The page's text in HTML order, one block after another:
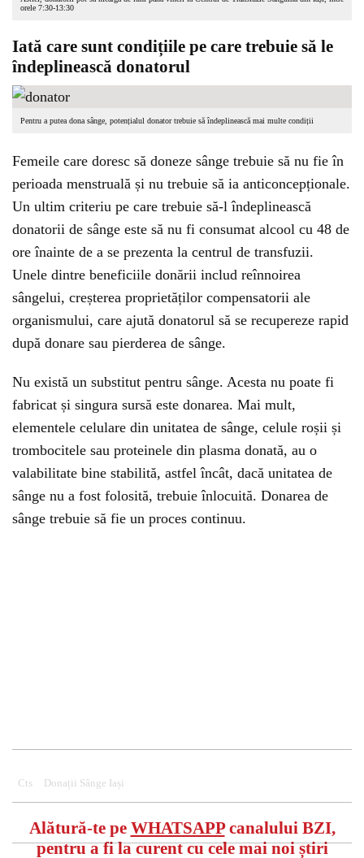
orele 7:30-13:30
Iată care sunt condițiile pe care trebuie să le
îndeplinească donatorul
Pentru a putea dona sânge, potențialul donator trebuie să îndeplinească mai multe condiții
Femeile care doresc să doneze sânge trebuie să nu fie în
perioada menstruală și nu trebuie să ia anticoncepționale.
Un ultim criteriu pe care trebuie să-l îndeplinească
donatorii de sânge este să nu fi consumat alcool cu 48 de
ore înainte de a se prezenta la centrul de transfuzii.
Unele dintre beneficiile donării includ reînnoirea
sângelui, creșterea proprietăților compensatorii ale
organismului, care ajută donatorul să se recupereze rapid
după donare sau pierderea de sânge.
Nu există un substitut pentru sânge. Acesta nu poate fi
fabricat și singura sursă este donarea. Mai mult,
elementele celulare din unitatea de sânge, celule roșii și
trombocitele sau proteinele din plasma donată, au o
valabilitate bine stabilită, astfel încât, dacă unitatea de
sânge nu a fost folosită, trebuie înlocuită. Donarea de
sânge trebuie să fie un proces continuu.
Cts Donații Sânge Iași
Alătură-te pe WHATSAPPcanalului BZI,
pentru a fi la curent cu cele mai noi știri